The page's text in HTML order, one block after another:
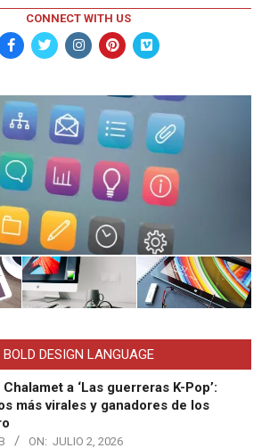
CONNECT WITH US
BOLD DESIGN LANGUAGE
a ‘Las guerreras K-Pop’:
más virales y ganadores de los
ON: JULIO 2, 2026